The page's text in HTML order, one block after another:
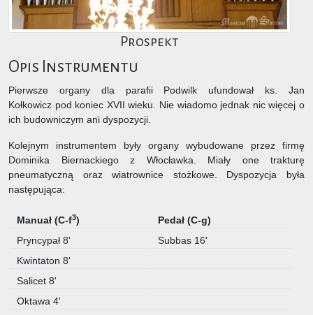
Prospekt
Opis Instrumentu
Pierwsze organy dla parafii Podwilk ufundował ks. Jan
Kołkowicz pod koniec XVII wieku. Nie wiadomo jednak nic więcej o
ich budowniczym ani dyspozycji.
Kolejnym instrumentem były organy wybudowane przez firmę
Dominika Biernackiego z Włocławka. Miały one trakturę
pneumatyczną oraz wiatrownice stożkowe. Dyspozycja była
następująca:
Manuał (C-f3)
Pedał (C-g)
Pryncypał 8'
Subbas 16'
Kwintaton 8'
Salicet 8'
Oktawa 4'